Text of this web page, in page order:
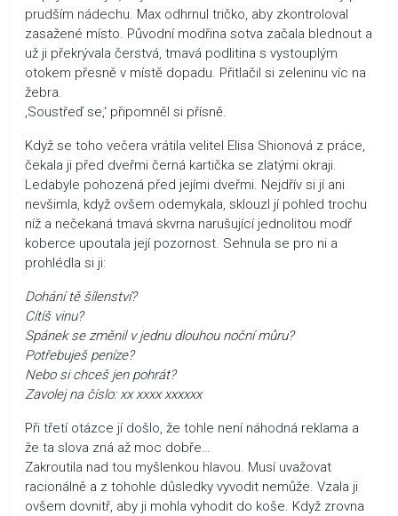
prudším nádechu. Max odhrnul tričko, aby zkontroloval
zasažené místo. Původní modřina sotva začala blednout a
už ji překrývala čerstvá, tmavá podlitina s vystouplým
otokem přesně v místě dopadu. Přitlačil si zeleninu víc na
žebra.
‚Soustřeď se,‘ připomněl si přísně.
Když se toho večera vrátila velitel Elisa Shionová z práce,
čekala ji před dveřmi černá kartička se zlatými okraji.
Ledabyle pohozená před jejími dveřmi. Nejdřív si jí ani
nevšimla, když ovšem odemykala, sklouzl jí pohled trochu
níž a nečekaná tmavá skvrna narušující jednolitou modř
koberce upoutala její pozornost. Sehnula se pro ni a
prohlédla si ji:
Dohání tě šílenství?
Cítíš vinu?
Spánek se změnil v jednu dlouhou noční můru?
Potřebuješ peníze?
Nebo si chceš jen pohrát?
Zavolej na číslo: xx xxxx xxxxxx
Při třetí otázce jí došlo, že tohle není náhodná reklama a
že ta slova zná až moc dobře…
Zakroutila nad tou myšlenkou hlavou. Musí uvažovat
racionálně a z tohohle důsledky vyvodit nemůže. Vzala ji
ovšem dovnitř, aby ji mohla vyhodit do koše. Když zrovna